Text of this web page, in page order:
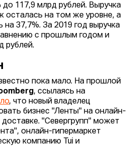
до 117,9 млрд рублей. Выручка
осталась на том же уровне, а
на 37,7%. За 2019 год выручка
с прошлым годом и
рублей.
пока мало. На прошлой
, ссылаясь на
, что новый владелец
бизнес "Ленты" на онлайн-
"Севергрупп" может
онлайн-гипермаркет
компанию Tui и